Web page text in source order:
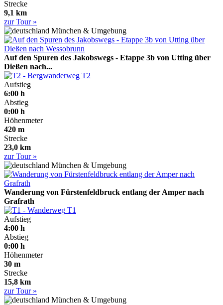
Strecke
9,1 km
zur Tour »
München & Umgebung
Auf den Spuren des Jakobswegs - Etappe 3b von Utting über
Dießen nach...
T2
Aufstieg
6:00 h
Abstieg
0:00 h
Höhenmeter
420 m
Strecke
23,0 km
zur Tour »
München & Umgebung
Wanderung von Fürstenfeldbruck entlang der Amper nach
Grafrath
T1
Aufstieg
4:00 h
Abstieg
0:00 h
Höhenmeter
30 m
Strecke
15,8 km
zur Tour »
München & Umgebung